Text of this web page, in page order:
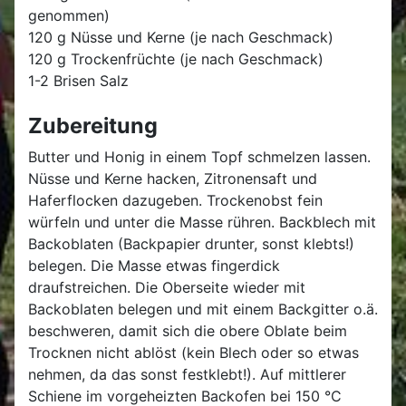
genommen)
120 g Nüsse und Kerne (je nach Geschmack)
120 g Trockenfrüchte (je nach Geschmack)
1-2 Brisen Salz
Zubereitung
Butter und Honig in einem Topf schmelzen lassen.
Nüsse und Kerne hacken, Zitronensaft und
Haferflocken dazugeben. Trockenobst fein
würfeln und unter die Masse rühren. Backblech mit
Backoblaten (Backpapier drunter, sonst klebts!)
belegen. Die Masse etwas fingerdick
draufstreichen. Die Oberseite wieder mit
Backoblaten belegen und mit einem Backgitter o.ä.
beschweren, damit sich die obere Oblate beim
Trocknen nicht ablöst (kein Blech oder so etwas
nehmen, da das sonst festklebt!). Auf mittlerer
Schiene im vorgeheizten Backofen bei 150 °C